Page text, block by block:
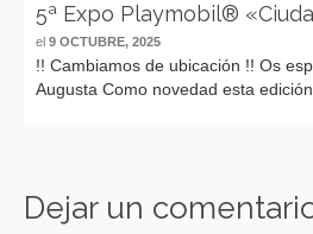
5ª Expo Playmobil®
el 9 OCTUBRE, 2025
!! Cambiamos de ubicación !! Os
Augusta Como novedad esta edición
Dejar un